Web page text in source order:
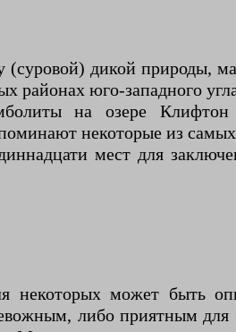
дикой природы,
районах юго-западного
на озере
некоторые из
мест для
некоторых может быть
либо приятным